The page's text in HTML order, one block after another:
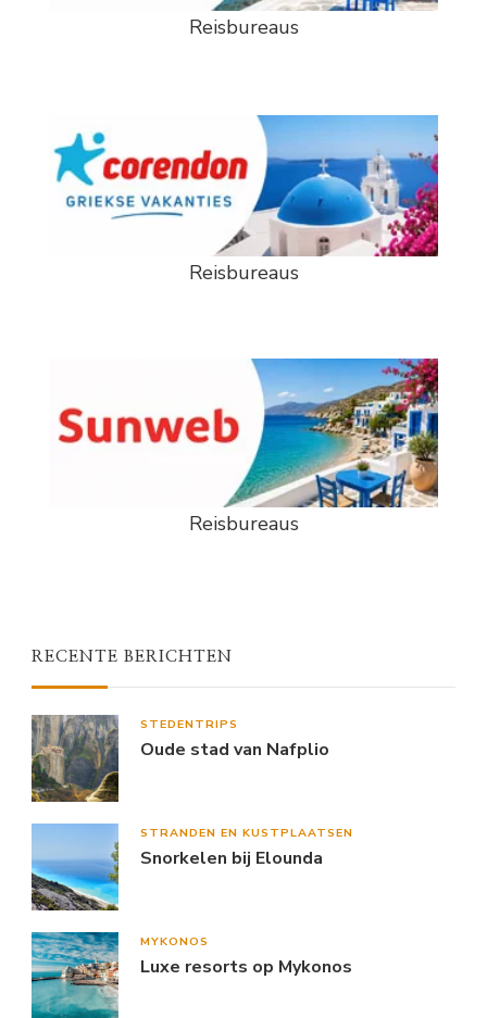
Reisbureaus
Reisbureaus
Reisbureaus
RECENTE BERICHTEN
STEDENTRIPS
Oude stad van Nafplio
STRANDEN EN KUSTPLAATSEN
Snorkelen bij Elounda
MYKONOS
Luxe resorts op Mykonos